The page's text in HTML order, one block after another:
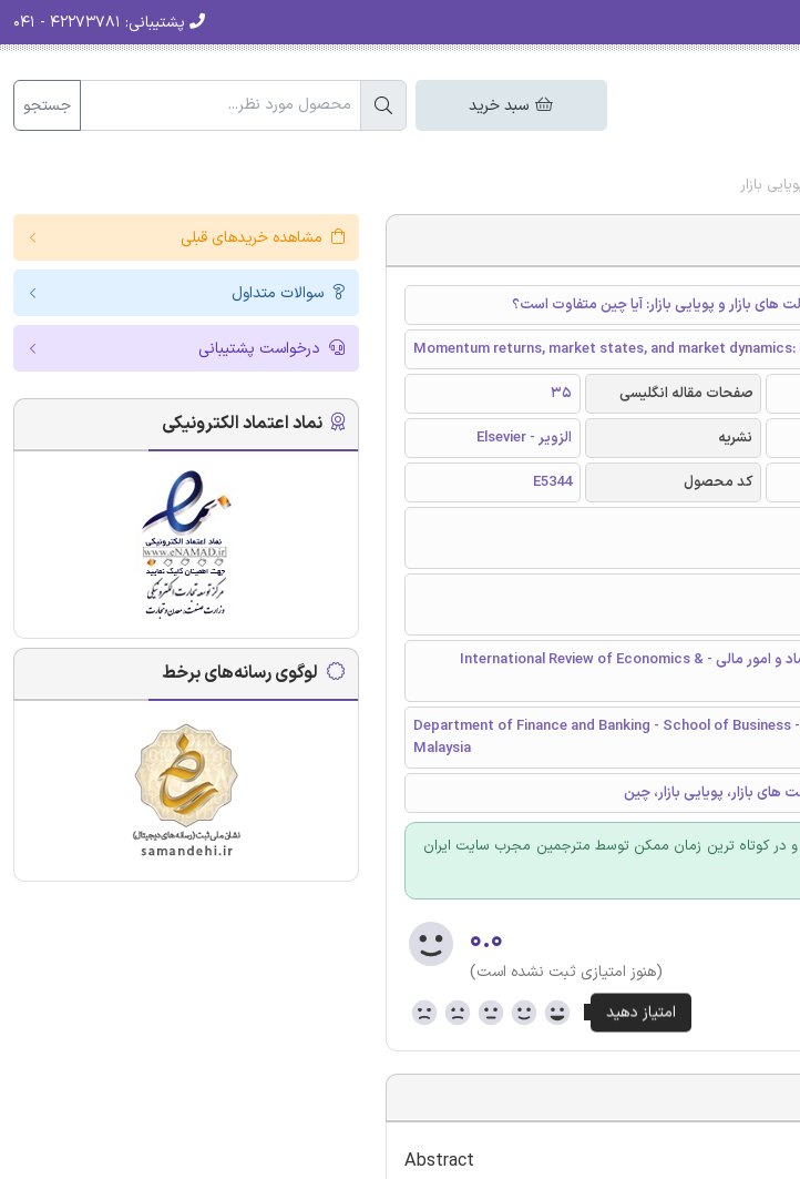
پشتیبانی:
سبد خرید جستجو
بازار
های بازار و پویایی بازار: آیا چین متفاوت است؟
Momentum returns, market states, and market
صفحات مقاله انگلیسی
35
نشریه
الزویر - Elsevier
کد محصول
E5344
بررسی بین المللی اقتصاد و امور مالی - International Review of Economics &
Department of Finance and Banking - School of Business
Malaysia
و در کوتاه ترین زمان ممکن توسط مترجمین مجرب سایت ایران
۰.۰
(هنوز امتیازی ثبت نشده است)
Abstract
مشاهده خریدهای قبلی
سوالات متداول
درخواست پشتیبانی
نماد اعتماد الکترونیکی
لوگوی رسانه‌های برخط